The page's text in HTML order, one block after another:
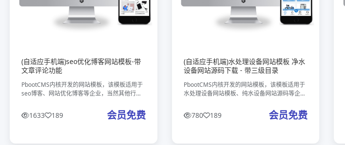
(自适应手机端)seo优化博客网站模板-带
文章评论功能
PbootCMS内核开发的网站模板，该模板适用于
seo博客、网站优化博客等企业，当然其他行业
可；自适应手机端，同一个后台，数据即时同
步，简单适用！附带测试数据
1633 189 会员免费
(自适应手机端)水处理设备网站模板 净水
设备网站源码下载 - 带三级目录
PbootCMS内核开发的网站模板，该模板适用于
水处理设备网站模板、纯水设备网站源码等企
换成其他行业的即可；数据即时同步，简单适
用！附带测试数据！ 友好的se
780 189 会员免费